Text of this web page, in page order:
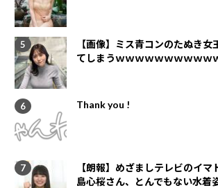
【画像】ミス青コンのたぬき
てしまうｗｗｗｗｗｗｗｗｗｗ
Thank you !
【朗報】めざましテレビのイ
島心桜さん、とんでもない水